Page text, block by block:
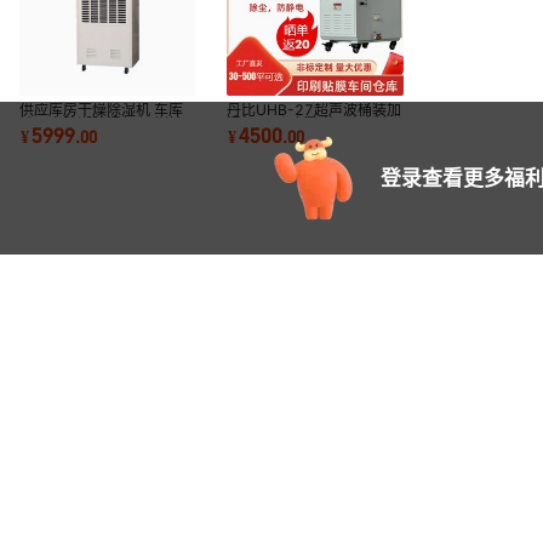
供应库房干燥除湿机 车库
地下室防潮除湿机 深圳抽
湿器CFZ-10
¥5999.00
丹比UHB-27超声波桶装加
湿机 双孔喷雾 蔬果保鲜印
刷厂纸张增湿机
¥4500.00
登录查看更多福